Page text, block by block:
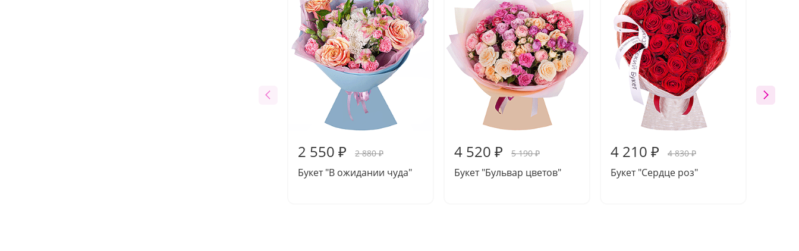
2 550 ₽ 2 880 ₽
Букет "В ожидании чуда"
4 520 ₽ 5 190 ₽
Букет "Бульвар цветов"
4 210 ₽ 4 830 ₽
Букет "Сердце роз"